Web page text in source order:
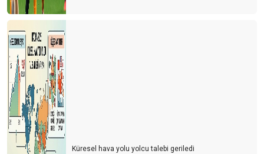
Küresel hava yolu yolcu talebi geriledi